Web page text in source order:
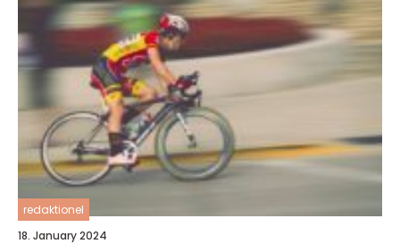
redaktionel
18. January 2024